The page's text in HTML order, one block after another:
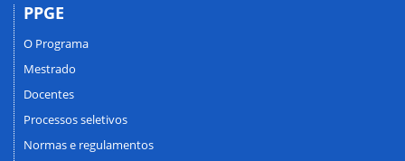
PPGE
O Programa
Mestrado
Docentes
Processos seletivos
Normas e regulamentos